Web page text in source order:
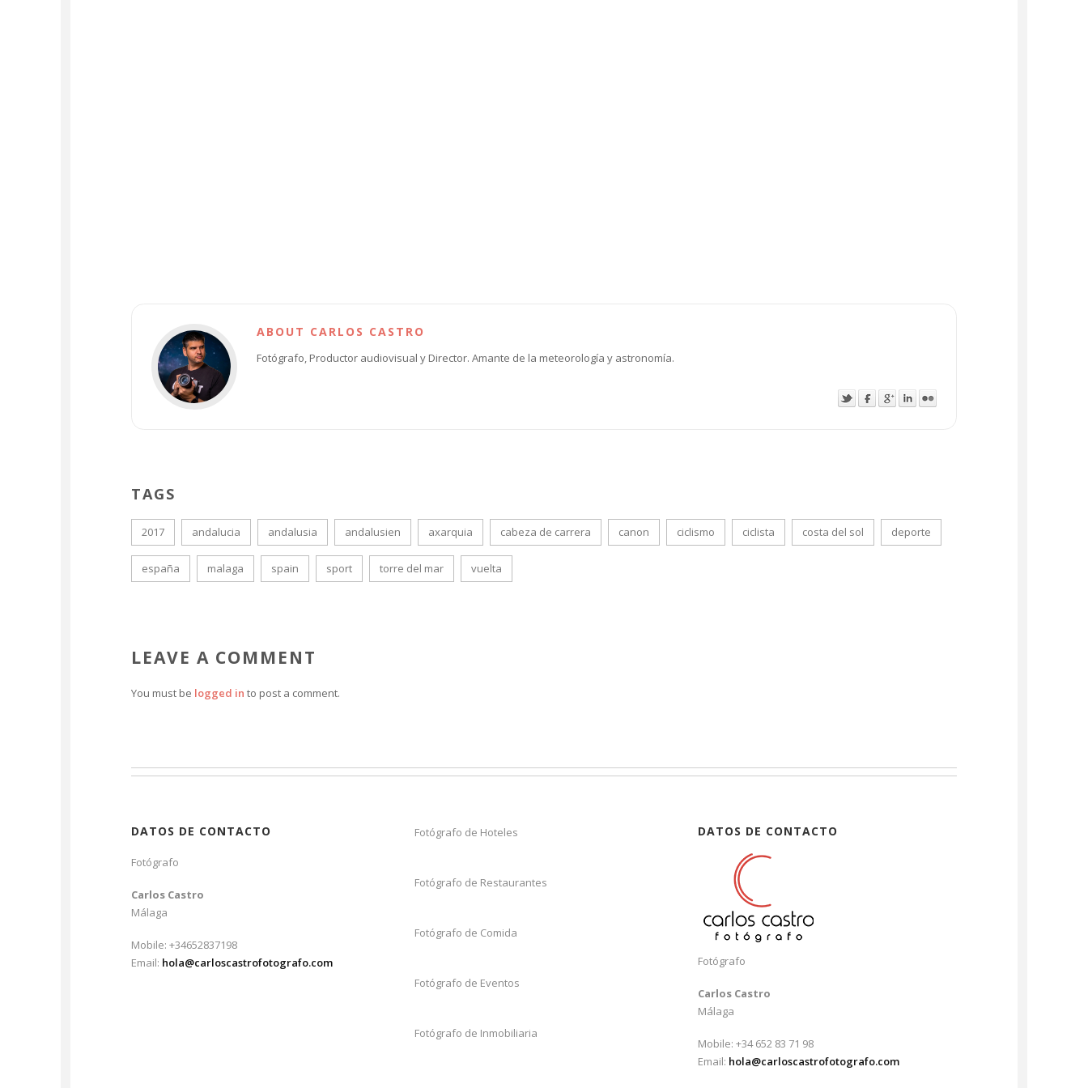
ABOUT CARLOS CASTRO
Fotógrafo, Productor audiovisual y Director. Amante de la meteorología y astronomía.
TAGS
2017 andalucia andalusia andalusien axarquia cabeza de carrera canon ciclismo ciclista costa del sol deporte
españa malaga spain sport torre del mar vuelta
LEAVE A COMMENT
You must be logged in to post a comment.
DATOS DE CONTACTO
Fotógrafo
Carlos Castro
Málaga
Mobile: +34652837198
Email: hola@carloscastrofotografo.com
Fotógrafo de Hoteles
Fotógrafo de Restaurantes
Fotógrafo de Comida
Fotógrafo de Eventos
Fotógrafo de Inmobiliaria
DATOS DE CONTACTO
Fotógrafo
Carlos Castro
Málaga
Mobile: +34 652 83 71 98
Email: hola@carloscastrofotografo.com